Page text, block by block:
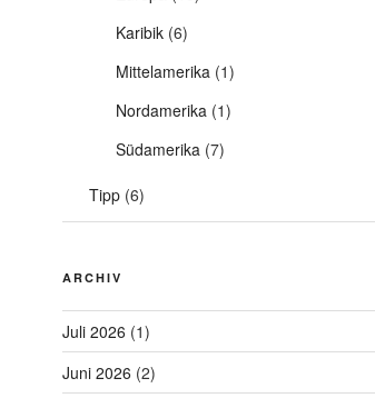
Karibik(6)
Mittelamerika (1)
Nordamerika (1)
Südamerika (7)
Tipp(6)
ARCHIV
Juli 2026 (1)
Juni 2026 (2)